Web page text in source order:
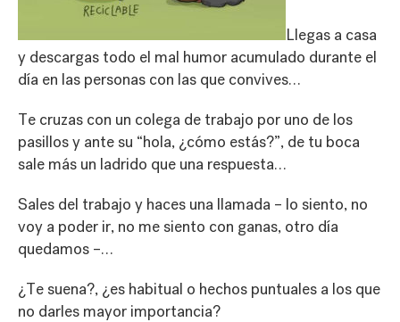
Llegas a casa
y descargas todo el mal humor acumulado durante el
día en las personas con las que convives…
Te cruzas con un colega de trabajo por uno de los
pasillos y ante su “hola, ¿cómo estás?”, de tu boca
sale más un ladrido que una respuesta…
Sales del trabajo y haces una llamada – lo siento, no
voy a poder ir, no me siento con ganas, otro día
quedamos –…
¿Te suena?, ¿es habitual o hechos puntuales a los que
no darles mayor importancia?